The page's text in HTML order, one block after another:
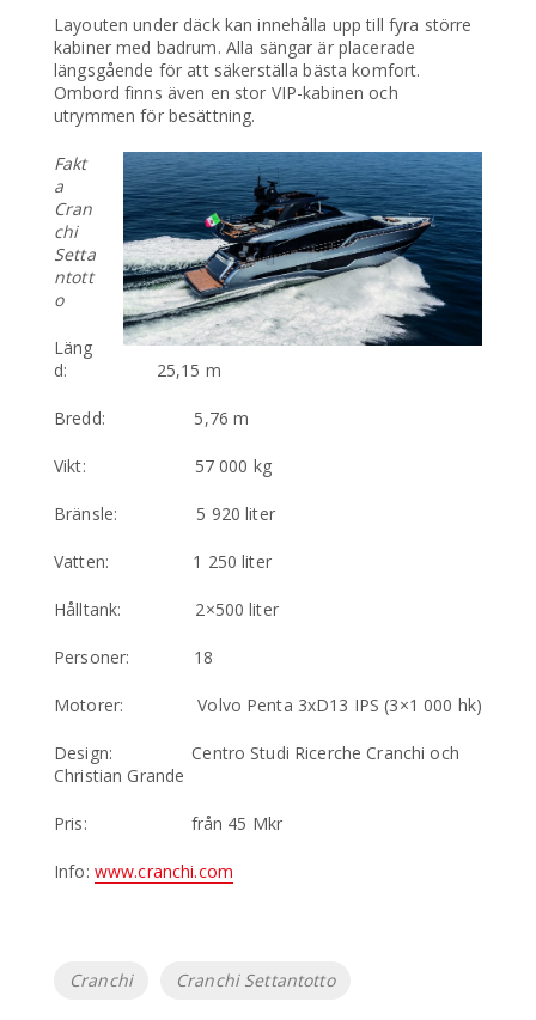
Layouten under däck kan innehålla upp till fyra större
kabiner med badrum. Alla sängar är placerade
längsgående för att säkerställa bästa komfort.
Ombord finns även en stor VIP-kabinen och
utrymmen för besättning.
Fakt
a
Cran
chi
Setta
ntott
o
Läng
d: 25,15 m
Bredd: 5,76 m
Vikt: 57 000 kg
Bränsle: 5 920 liter
Vatten: 1 250 liter
Hålltank: 2×500 liter
Personer: 18
Motorer: Volvo Penta 3xD13 IPS (3×1 000 hk)
Design: Centro Studi Ricerche Cranchi och
Christian Grande
Pris: från 45 Mkr
Info: www.cranchi.com
Etiketter
Cranchi Cranchi Settantotto